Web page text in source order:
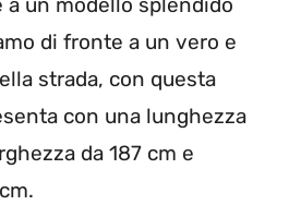
di fronte a un vero e
strada, con questa
con una lunghezza
da 187 cm e